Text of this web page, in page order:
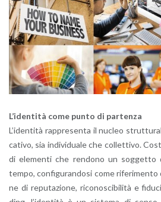
L’i­den­ti­tà come punto di par­ten­za
L’i­den­ti­tà rap­pre­sen­ta il nu­cleo
ca­ti­vo, sia in­di­vi­dua­le che col­let­ti­vo.
di ele­men­ti che ren­do­no un sog­get­to
tempo, con­fi­gu­ran­do­si come
ne di re­pu­ta­zio­ne, ri­co­no­sci­bi­li­tà e